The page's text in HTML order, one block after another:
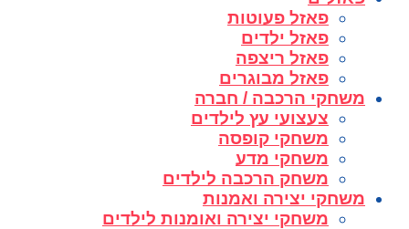
פאזל פעוטות
פאזל ילדים
פאזל ריצפה
פאזל מבוגרים
משחקי הרכבה / חברה
צעצועי עץ לילדים
משחקי קופסה
משחקי מדע
משחק הרכבה לילדים
משחקי יצירה ואמנות
משחקי יצירה ואומנות לילדים